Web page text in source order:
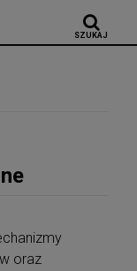
SZUKAJ
oraz